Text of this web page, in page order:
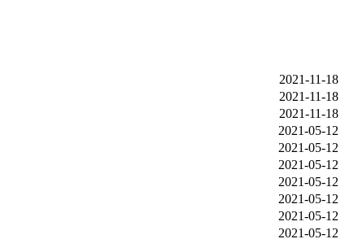
2021-11-18
2021-11-18
2021-11-18
2021-05-12
2021-05-12
2021-05-12
2021-05-12
2021-05-12
2021-05-12
2021-05-12